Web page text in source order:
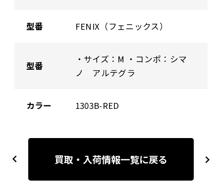
型番 FENIX（フェニックス）
型番
・サイズ：M ・コンポ：シマ
ノ アルテグラ
カラー 1303B-RED
稿
previous next
買取・入荷情報一覧に戻る